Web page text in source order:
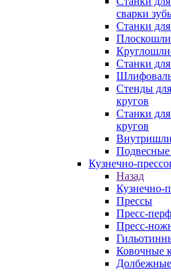
сварки
Станки
Станки для
Стенды
кругов
Станки
кругов
Кузнечно-
Назад
Кузнечно-
Прессы
Пресс-
Пресс-
Ковочные